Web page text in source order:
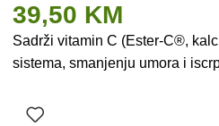
39,50 KM
Sadrži vitamin C (Ester-C®,
sistema, smanjenju umora i